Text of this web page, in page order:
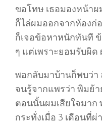
ขอโทษ เธอมองหน้า
ก็ไล่ผมออกจากห้องก่
ก็เจอข้อหาหนักทันที
ๆ แต่เพราะยอมรับผิด
พอกลับมาบ้านก็พบว่า
จนรู้จากแพรว่า พิมย้
ตอนนั้นผมเสียใจมาก
กระทั่งเมื่อ 3 เดือนที่